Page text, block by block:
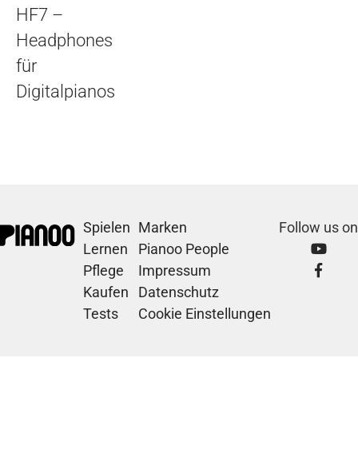
HF7 –
Headphones
für
Digitalpianos
Spielen
Lernen
Pflege
Kaufen
Tests
Marken
Pianoo People
Impressum
Datenschutz
Cookie Einstellungen
Follow us on